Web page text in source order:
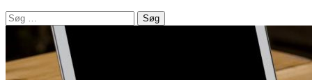
Søg
efter: